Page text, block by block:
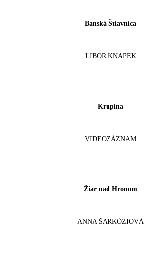
Banská Štiavnica
LIBOR KNAPEK
Krupina
VIDEOZÁZNAM
Žiar nad Hronom
ANNA ŠARKÓZIOVÁ